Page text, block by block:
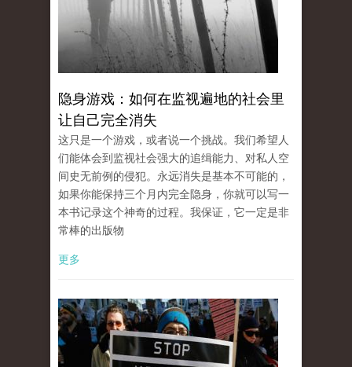
隐身游戏：如何在监视遍地的社会里
让自己完全消失
这只是一个游戏，或者说一个挑战。我们希望人
们能体会到监视社会强大的追缉能力、对私人空
间史无前例的侵犯。永远消失是基本不可能的，
如果你能保持三个月内完全隐身，你就可以写一
本书记录这个神奇的过程。我保证，它一定是非
常棒的出版物
更多